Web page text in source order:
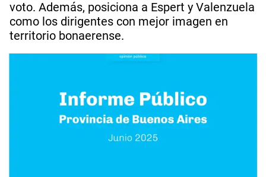
voto. Además, posiciona a Espert y Valenzuela
como los dirigentes con mejor imagen en
territorio bonaerense.